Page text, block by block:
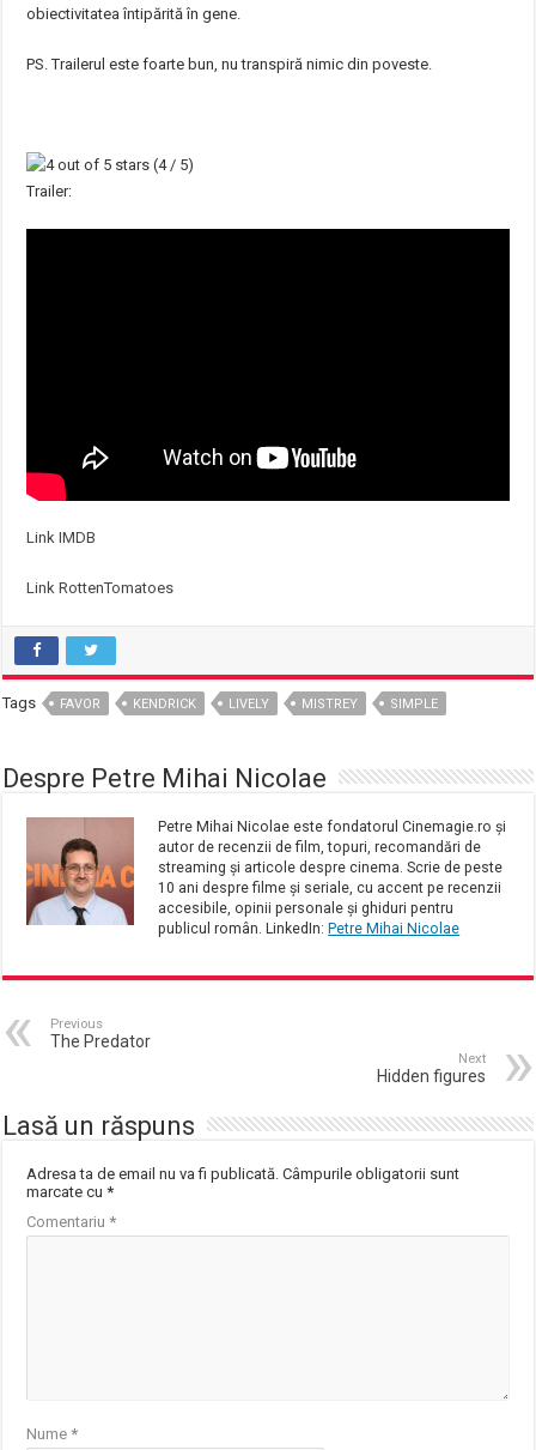
obiectivitatea întipărită în gene.
PS. Trailerul este foarte bun, nu transpiră nimic din poveste.
(4 / 5)
Trailer:
Link IMDB
Link RottenTomatoes
Tags FAVOR KENDRICK LIVELY MISTREY SIMPLE
Despre Petre Mihai Nicolae
Petre Mihai Nicolae este fondatorul Cinemagie.ro și
autor de recenzii de film, topuri, recomandări de
streaming și articole despre cinema. Scrie de peste
10 ani despre filme și seriale, cu accent pe recenzii
accesibile, opinii personale și ghiduri pentru
publicul român. LinkedIn: Petre Mihai Nicolae
Previous
The Predator
Next
Hidden figures
Lasă un răspuns
Adresa ta de email nu va fi publicată. Câmpurile obligatorii sunt
marcate cu*
Comentariu*
Nume*